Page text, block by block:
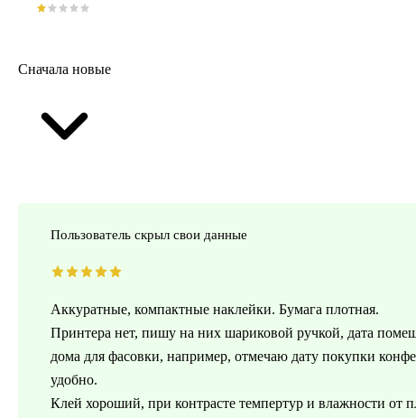
Сначала новые
Пользователь скрыл свои данные
Аккуратные, компактные наклейки. Бумага плотная.
Принтера нет, пишу на них шариковой ручкой, дата
дома для фасовки, например, отмечаю дату покупки
удобно.
Клей хороший, при контрасте темпертур и влажности от